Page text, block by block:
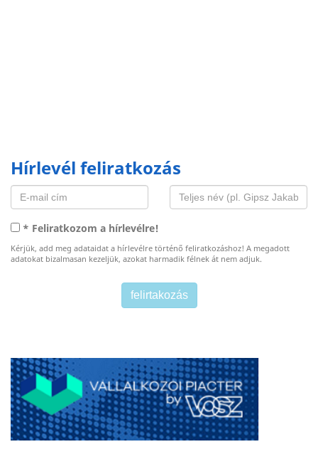
Hírlevél feliratkozás
* Feliratkozom a hírlevélre!
Kérjük, add meg adataidat a hírlevélre történő feliratkozáshoz! A megadott
adatokat bizalmasan kezeljük, azokat harmadik félnek át nem adjuk.